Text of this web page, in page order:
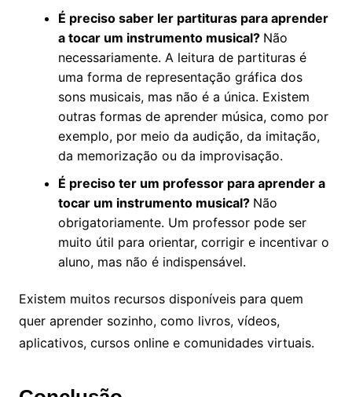
É preciso saber ler partituras para aprender
a tocar um instrumento musical? Não
necessariamente. A leitura de partituras é
uma forma de representação gráfica dos
sons musicais, mas não é a única. Existem
outras formas de aprender música, como por
exemplo, por meio da audição, da imitação,
da memorização ou da improvisação.
É preciso ter um professor para aprender a
tocar um instrumento musical? Não
obrigatoriamente. Um professor pode ser
muito útil para orientar, corrigir e incentivar o
aluno, mas não é indispensável.
Existem muitos recursos disponíveis para quem
quer aprender sozinho, como livros, vídeos,
aplicativos, cursos online e comunidades virtuais.